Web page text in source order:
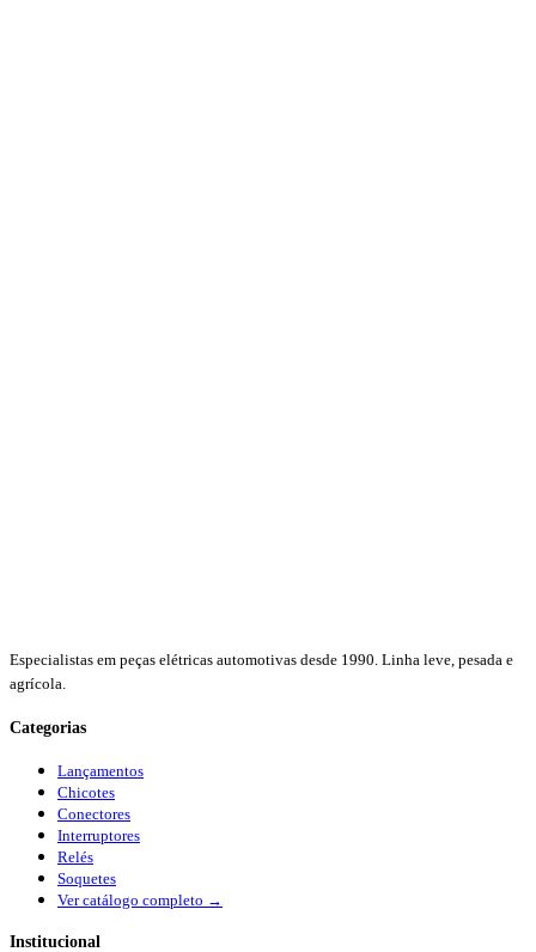
Especialistas em peças elétricas automotivas desde 1990. Linha leve, pesada e
agrícola.
Categorias
Lançamentos
Chicotes
Conectores
Interruptores
Relés
Soquetes
Ver catálogo completo →
Institucional